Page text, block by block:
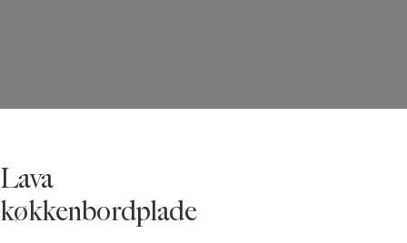
Lava
køkkenbordplade